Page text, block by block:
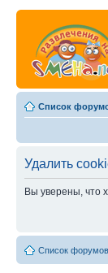
Список
Удалить
Вы уверены, что
Список форумов